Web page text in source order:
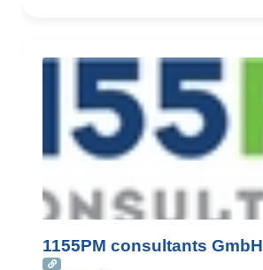
1155PM consultants GmbH